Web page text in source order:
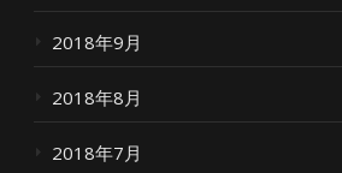
2018年9月
2018年8月
2018年7月